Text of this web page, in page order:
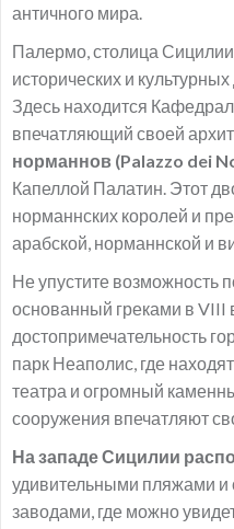
античного мира.
Палермо, столица
исторических и
Здесь находится
впечатляющий своей
норманнов (Palazzo dei
Капеллой Палатин. Этот
норманнских королей и
арабской, норманнской и
Не упустите возможность
основанный греками в VIII
достопримечательность
парк Неаполис, где
театра и огромный
сооружения впечатляют
На западе Сицилии
удивительными пляжами
заводами, где можно